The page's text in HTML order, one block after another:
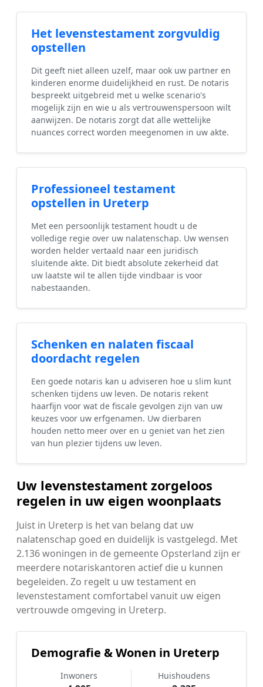
Het levenstestament zorgvuldig
opstellen
Dit geeft niet alleen uzelf, maar ook uw partner en
kinderen enorme duidelijkheid en rust. De notaris
bespreekt uitgebreid met u welke scenario's
mogelijk zijn en wie u als vertrouwenspersoon wilt
aanwijzen. De notaris zorgt dat alle wettelijke
nuances correct worden meegenomen in uw akte.
Professioneel testament
opstellen in Ureterp
Met een persoonlijk testament houdt u de
volledige regie over uw nalatenschap. Uw wensen
worden helder vertaald naar een juridisch
sluitende akte. Dit biedt absolute zekerheid dat
uw laatste wil te allen tijde vindbaar is voor
nabestaanden.
Schenken en nalaten fiscaal
doordacht regelen
Een goede notaris kan u adviseren hoe u slim kunt
schenken tijdens uw leven. De notaris rekent
haarfijn voor wat de fiscale gevolgen zijn van uw
keuzes voor uw erfgenamen. Uw dierbaren
houden netto meer over en u geniet van het zien
van hun plezier tijdens uw leven.
Uw levenstestament zorgeloos
regelen in uw eigen woonplaats
Juist in Ureterp is het van belang dat uw
nalatenschap goed en duidelijk is vastgelegd. Met
2.136 woningen in de gemeente Opsterland zijn er
meerdere notariskantoren actief die u kunnen
begeleiden. Zo regelt u uw testament en
levenstestament comfortabel vanuit uw eigen
vertrouwde omgeving in Ureterp.
Demografie & Wonen in Ureterp
Inwoners Huishoudens